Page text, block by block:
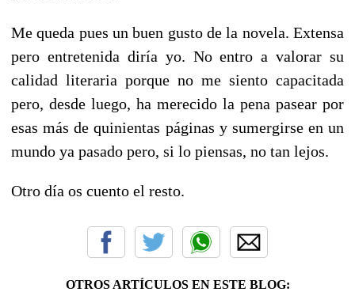
Me queda pues un buen gusto de la novela. Extensa
pero entretenida diría yo. No entro a valorar su
calidad literaria porque no me siento capacitada
pero, desde luego, ha merecido la pena pasear por
esas más de quinientas páginas y sumergirse en un
mundo ya pasado pero, si lo piensas, no tan lejos.
Otro día os cuento el resto.
OTROS ARTÍCULOS EN ESTE BLOG: